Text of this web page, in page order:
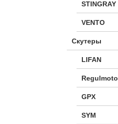
STINGRAY
VENTO
Скутеры
LIFAN
Regulmoto
GPX
SYM